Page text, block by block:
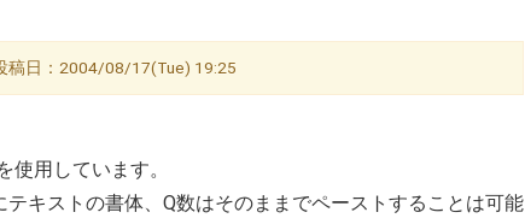
稿日：2004/08/17(Tue) 19:25
使用しています。
キストの書体、Q数はそのままでペーストすることは可能